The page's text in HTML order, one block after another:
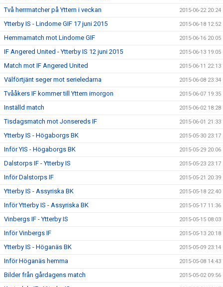
Två herrmatcher på Yttern i veckan 2015-06-22 20:24
Ytterby IS - Lindome GIF 17 juni 2015 2015-06-18 12:52
Hemmamatch mot Lindome GIF 2015-06-16 20:05
IF Angered United - Ytterby IS 12 juni 2015 2015-06-13 19:05
Match mot IF Angered United 2015-06-11 22:13
Välförtjänt seger mot serieledarna 2015-06-08 23:34
Tvååkers IF kommer till Yttern imorgon 2015-06-07 19:35
Inställd match 2015-06-02 18:28
Tisdagsmatch mot Jonsereds IF 2015-06-01 21:33
Ytterby IS - Högaborgs BK 2015-05-30 23:17
Inför YIS - Högaborgs BK 2015-05-29 20:06
Dalstorps IF - Ytterby IS 2015-05-23 23:17
Inför Dalstorps IF 2015-05-21 20:39
Ytterby IS - Assyriska BK 2015-05-18 22:40
Inför Ytterby IS - Assyriska BK 2015-05-17 11:36
Vinbergs IF - Ytterby IS 2015-05-15 08:03
Inför Vinbergs IF 2015-05-13 20:18
Ytterby IS - Höganäs BK 2015-05-09 23:14
Inför Höganäs hemma 2015-05-08 14:43
Bilder från gårdagens match 2015-05-02 09:56